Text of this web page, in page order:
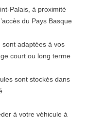
Palais, à proximité
du Pays Basque
sont adaptées à vos
court ou long terme
sont stockés dans
à votre véhicule à